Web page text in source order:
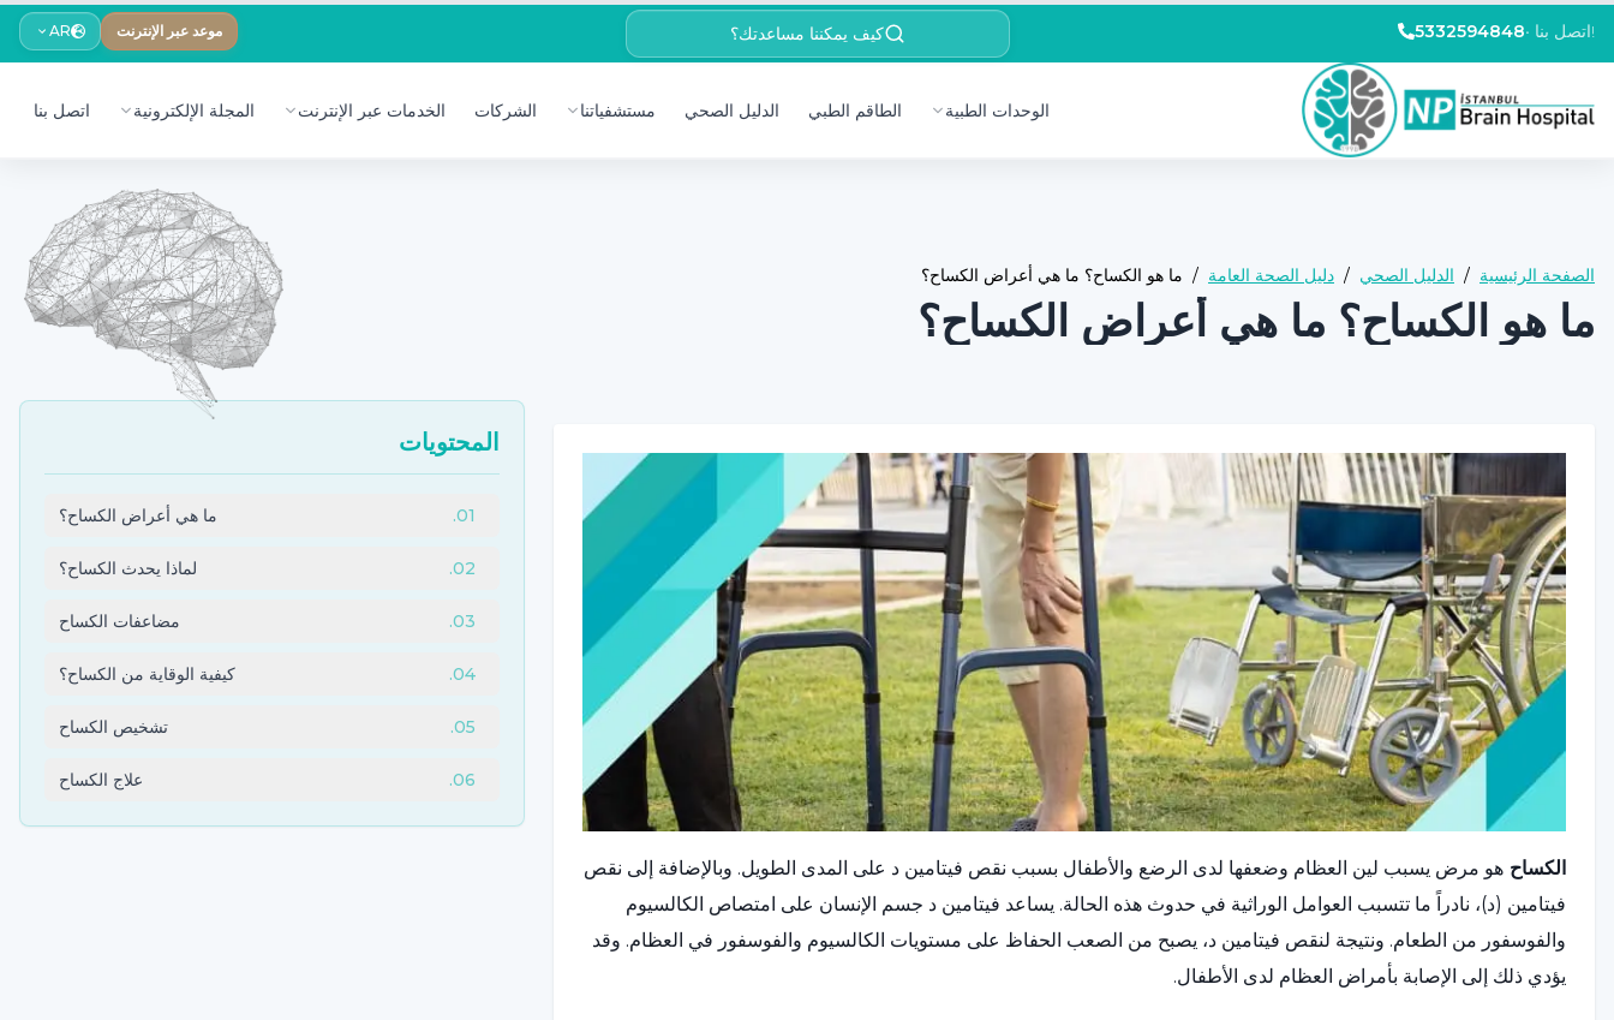
5332594848• اتصل بنا! كيف يمكننا مساعدتك؟ موعد عبر الإنترنت AR
الوحدات الطبية الطاقم الطبي الدليل الصحي مستشفياتنا الشركات الخدمات عبر الإنترنت المجلة الإلكترونية اتصل بنا
الصفحة الرئيسية / الدليل الصحي / دليل الصحة العامة / ما هو الكساح؟ ما هي أعراض الكساح؟
ما هو الكساح؟ ما هي أعراض الكساح؟
الكساح هو مرض يسبب لين العظام وضعفها لدى الرضع والأطفال بسبب نقص فيتامين د على المدى الطويل. وبالإضافة إلى نقص
فيتامين (د)، نادراً ما تتسبب العوامل الوراثية في حدوث هذه الحالة. يساعد فيتامين د جسم الإنسان على امتصاص الكالسيوم
والفوسفور من الطعام. ونتيجة لنقص فيتامين د، يصبح من الصعب الحفاظ على مستويات الكالسيوم والفوسفور في العظام. وقد
يؤدي ذلك إلى الإصابة بأمراض العظام لدى الأطفال.
المحتويات
01
. ما هي أعراض الكساح؟
02
. لماذا يحدث الكساح؟
03
. مضاعفات الكساح
04
. كيفية الوقاية من الكساح؟
05
. تشخيص الكساح
06
. علاج الكساح